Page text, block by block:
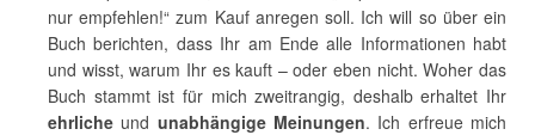
nur empfehlen!“ zum Kauf anregen soll. Ich will so über ein
Buch berichten, dass Ihr am Ende alle Informationen habt
und wisst, warum Ihr es kauft – oder eben nicht. Woher das
Buch stammt ist für mich zweitrangig, deshalb erhaltet Ihr
ehrliche und unabhängige Meinungen. Ich erfreue mich